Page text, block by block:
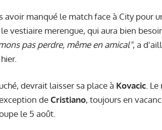
avoir manqué le match face à City pour
vestiaire merengue, qui aura bien
pas perdre, même en amical", a
hier.
devrait laisser sa place à Kovacic .
deCristiano, toujours en
le 5 août.